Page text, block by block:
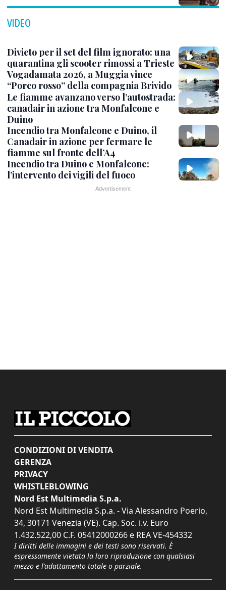
VIDEO
Divieto per il set del film ignorato: una
quarantina gli scooter rimossi a Trieste
Vogadamata 2026, a Muggia vince
“Porco rosso” della compagnia Brivido
Le fiamme avanzano verso l’autostrada:
canadair in azione tra Monfalcone e
Duino
Incendio tra Monfalcone e Duino, il
Canadair in azione per fermare le
fiamme sul fronte dell’A4
Incendio tra Duino e Monfalcone:
l’intervento dei vigili del fuoco
CONDIZIONI DI VENDITA
GERENZA
PRIVACY
WHISTLEBLOWING
Nord Est Multimedia S.p.a.
Nord Est Multimedia S.p.a. - Via Alessandro Poerio,
34, 30171 Venezia (VE). Cap. Soc. i.v. Euro
1.432.522,00 C.F. 05412000266 e REA VE-454332
I diritti delle immagini e dei testi sono riservati. È
espressamente vietata la loro riproduzione con qualsiasi
mezzo e l'adattamento totale o parziale.